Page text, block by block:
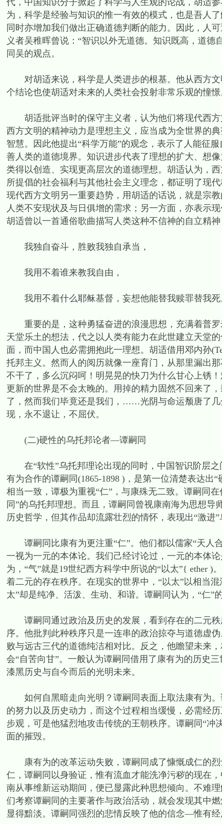
代，中国知识分子掀起了科学与人生观的论战，胡适
为，科学是经验与知识的惟一有效的模式，也是吾人
同时亦增加我们做出正确道德判断的能力。因此，人
义者吴稚晖曾说：“智识以外无道德。知识既高，道
同吴的观点。
对胡适来说，科学是人类进步的根基。他从西方文
个结论也使胡适对未来的人类社会投射非常乐观的憧憬
胡适批评当时的保守主义者，认为他们将现代西方
西方文明的精神动力是理想主义，应当成为全世界的
智慧。因此他提出“科学万能”的观念，表示了人能征
善人类的道德境界。知识进步代表了理想的扩大、想
类得以创造、实现更高层次的道德理想。胡适认为，
所提倡的社会福利与其他社会主义理念，都证明了现
现代西方文明另一重要趋势，用胡适的话说，就是宗
人类不安现状及与日俱增的需求；另一方面，亦表示
胡适曾以一首通俗歌曲描写人类这种不信神的自立精神
我独自奋斗，胜败我独自承当，
我用不着谁来教我自由，
我用不着什么耶稣基督，妄想他能替我赎罪替我死
重要的是，这种勇猛奋进的浪漫思想，充满着普罗
天堂乐土的想法，代之以人类有能力在此世建立天堂
面，而中国人也必需拥抱此一理想。胡适借用邓内孙
托邦主义。然而人的阅历就像一座育门，从那里漏出
不干了，多么沉闷呵！明晃晃的快刀为什么甘心上锈
更新的世界是不会太晚的。用掉的精力固然不回来了
了，然而我们毕竟还是我们，……光阴与命运颓唐了
现，永不退让，不屈伏。
(二)硬性的乌托邦论者—谭嗣同
在“软性”乌托邦理论出现的同时，中国智识阶层之
有为合作的谭嗣同(1865-1898 )，是第一位清楚表达出
相当一致，谭极为重视“仁”，与康殊无二致。谭嗣同
同”的乌托邦理想。而且，谭嗣同曾视康南海为思想
历史哲学，但其作品却流露壮烈的情怀，表现出“激进
谭嗣同比康有为更注重“仁”。他们都以儒家“天人
一视为一元的本体论。我们己经讨论过，一元的本体
为，“气”就是19世纪西方科学中所说的“以太”{ ether
着二元的存在秩序。在现实的世界中，“以太”以相当
太”却是纯净、活泼、生动、和谐。谭嗣同认为，“仁”
谭嗣同通过政治及历史的发展，看到存在的二元秩
序。他批判此种秩序只是一连串的政治掠夺与道德虚
败与远古三代的道德纯洁相对比。反之，他瞻望未来
会“自苦向甘”。一般认为谭嗣同借用了康有为的历史
漆黑历史与自今而后的光明未来。
如何自黑暗走向光明？谭嗣同表面上取法康有为。
的努力以及历史动力，而这个过程相当缓慢，必需经
步观，可是他猛烈地攻击传统的王朝秩序。谭嗣同“
面的摧毁。
康有为的改革运动失败，谭嗣同成了慷慨成仁的烈
仁，谭嗣同以身验证，惟有流血才能洗净污秽的现在
南从事维新运动期间，便已显露此种思想倾向。不难
们考察谭嗣同的主要著作与政治活动，就会发现其中
显得黯淡。谭嗣同强烈的悲情反映了他的信念—惟有